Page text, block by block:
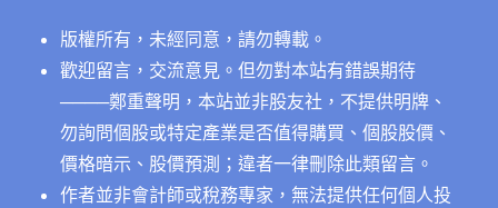
版權所有，未經同意，請勿轉載。
歡迎留言，交流意見。但勿對本站有錯誤期待
────鄭重聲明，本站並非股友社，不提供明牌、
勿詢問個股或特定產業是否值得購買、個股股價、
價格暗示、股價預測；違者一律刪除此類留言。
作者並非會計師或稅務專家，無法提供任何個人投